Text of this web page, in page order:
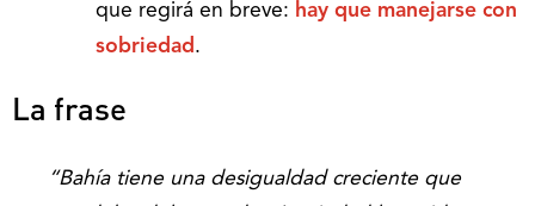
que regirá en breve: hay que manejarse con
sobriedad .
La frase
“Bahía tiene una desigualdad creciente que